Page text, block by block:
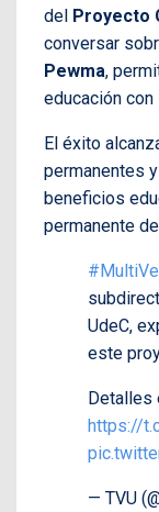
del Proyecto
conversar
Pewma,
educación con
El éxito
permanentes
beneficios
permanente
UdeC,
este
Detalles
https://
— TVU